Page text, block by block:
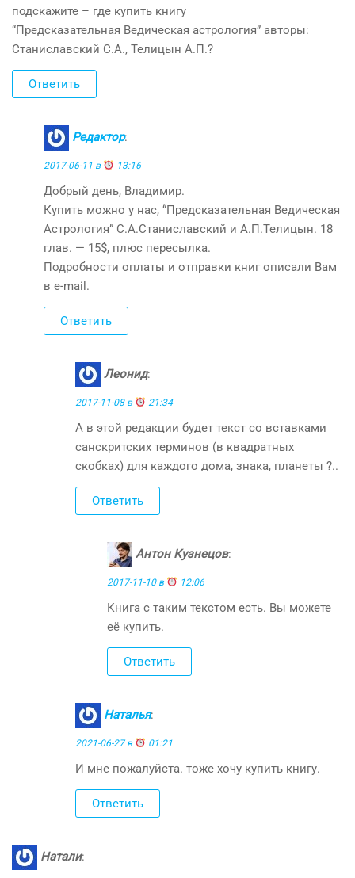
подскажите – где купить книгу
“Предсказательная Ведическая астрология” авторы:
Станиславский С.А., Телицын А.П.?
Ответить
Редактор:
2017-06-11 в 13:16
Добрый день, Владимир.
Купить можно у нас, “Предсказательная Ведическая
Астрология” С.А.Станиславский и А.П.Телицын. 18
глав. — 15$, плюс пересылка.
Подробности оплаты и отправки книг описали Вам
в e-mail.
Ответить
Леонид:
2017-11-08 в 21:34
А в этой редакции будет текст со вставками
санскритских терминов (в квадратных
скобках) для каждого дома, знака, планеты ?..
Ответить
Антон Кузнецов:
2017-11-10 в 12:06
Книга с таким текстом есть. Вы можете
её купить.
Ответить
Наталья:
2021-06-27 в 01:21
И мне пожалуйста. тоже хочу купить книгу.
Ответить
Натали: